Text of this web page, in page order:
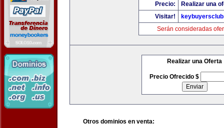
Precio:
Realizar una
Visitar!
Serán consideradas
Realizar una Oferta
Precio Ofrecido $
Otros dominios en venta: